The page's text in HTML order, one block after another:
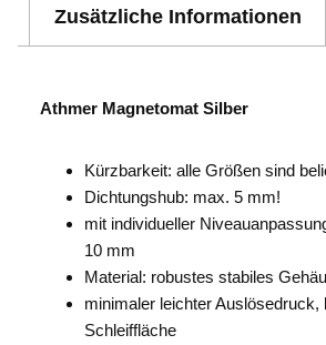
Zusätzliche Informationen
Athmer Magnetomat Silber
Kürzbarkeit: alle Größen sind
Dichtungshub: max. 5 mm!
mit individueller
10 mm
Material: robustes stabiles
minimaler leichter Auslösedruck,
Schleiffläche